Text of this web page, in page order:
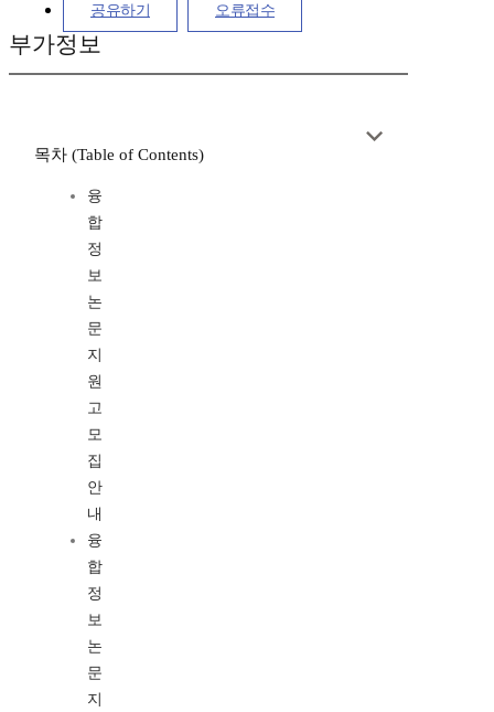
공유하기 오류접수
부가정보
목차 (Table of Contents)
융
합
정
보
논
문
지
원
고
모
집
안
내
융
합
정
보
논
문
지